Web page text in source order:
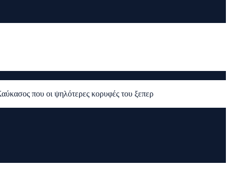
που οι ψηλότερες κορυφές του ξεπερ